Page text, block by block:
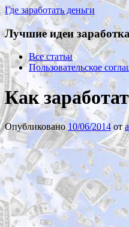
Где заработать деньги
Лучшие идеи
Все статьи
Пользовательское
Как
Опубликовано10/06/2014 от